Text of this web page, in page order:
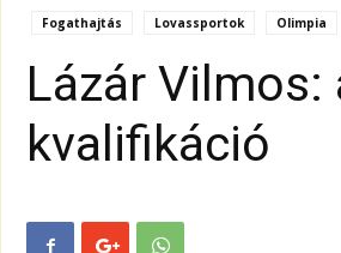
Fogathajtás Lovassportok Olimpia
Lázár Vilmos:
kvalifikáció